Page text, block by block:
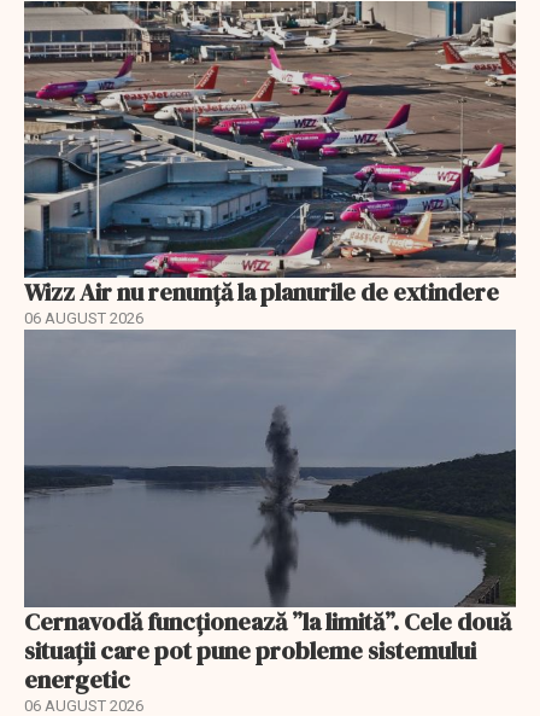
Wizz Air nu renunță la planurile de extindere
06 AUGUST 2026
Cernavodă funcționează ”la limită”. Cele două
situații care pot pune probleme sistemului
energetic
06 AUGUST 2026